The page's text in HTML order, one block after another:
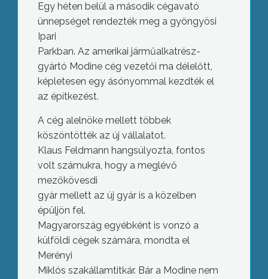
Egy héten belül a második cégavató
ünnepséget rendezték meg a gyöngyösi
Ipari
Parkban. Az amerikai járműalkatrész-
gyártó Modine cég vezetői ma délelőtt,
képletesen egy ásónyommal kezdték el
az építkezést.
A cég alelnöke mellett többek
köszöntötték az új vállalatot.
Klaus Feldmann hangsúlyozta, fontos
volt számukra, hogy a meglévő
mezőkövesdi
gyár mellett az új gyár is a közelben
épüljön fel.
Magyarország egyébként is vonzó a
külföldi cégek számára, mondta el
Merényi
Miklós szakállamtitkár. Bár a Modine nem